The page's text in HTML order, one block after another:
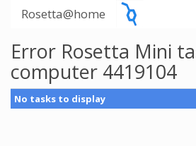
Rosetta@home
Error Rosetta Mini
computer 4419104
No tasks to display